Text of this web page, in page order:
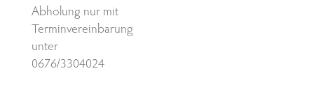
Abholung nur mit
Terminvereinbarung
unter
0676/3304024